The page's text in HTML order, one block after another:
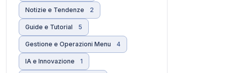
Notizie e Tendenze 2
Guide e Tutorial 5
Gestione e Operazioni Menu 4
IA e Innovazione 1